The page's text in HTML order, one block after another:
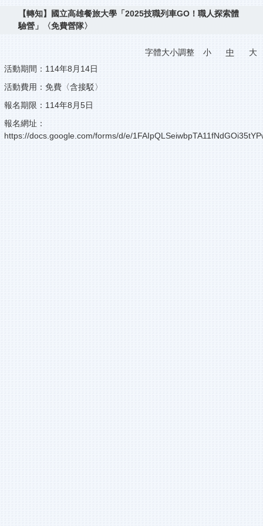
【轉知】國立高雄餐旅大學「2025技職列車GO！職人探索體
驗營」〈免費營隊〉
字體大小調整 小 中
大
活動期間：114年8月14日
活動費用：免費〈含接駁〉
報名期限：114年8月5日
報名網址：
https://docs.google.com/forms/d/e/